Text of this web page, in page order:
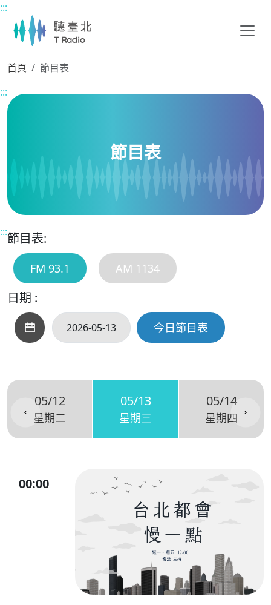
主要內容區塊
:::
首頁
節目表
:::
節目表
:::節目表:
FM 93.1 AM 1134
日期 :
今日節目表
05/12
星期二
05/13
星期三
05/14
星期四
00:00